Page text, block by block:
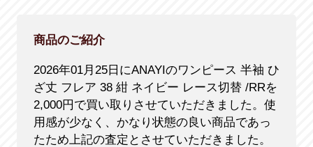
商品のご紹介
2026年01月25日にANAYIのワンピース 半袖 ひ
ざ丈 フレア 38 紺 ネイビー レース切替 /RRを
2,000円で買い取りさせていただきました。使
用感が少なく、かなり状態の良い商品であっ
たため上記の査定とさせていただきました。